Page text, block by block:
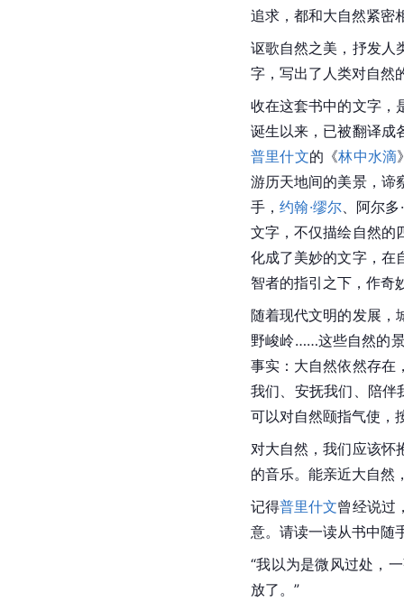
追求，都和大自然紧密
讴歌自然之美，抒发人
字，写出了人类对自然
收在这套书中的文字，
诞生以来，已被翻译成
普里什文的《林中水滴
游历天地间的美景，谛
手，约翰·缪尔、阿尔多
文字，不仅描绘自然的
化成了美妙的文字，在
智者的指引之下，作奇
随着现代文明的发展，
野峻岭……这些自然的
事实：大自然依然存在
我们、安抚我们、陪伴
可以对自然颐指气使，
对大自然，我们应该怀
的音乐。能亲近大自然
记得普里什文曾经说过
意。请读一读从书中随
“我以为是微风过处，
放了。”